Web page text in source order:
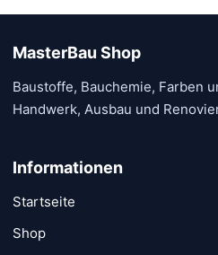
der
gewählt
MasterBau Shop
Baustoffe, Bauchemie, Farben
Handwerk, Ausbau und
Informationen
Startseite
Shop